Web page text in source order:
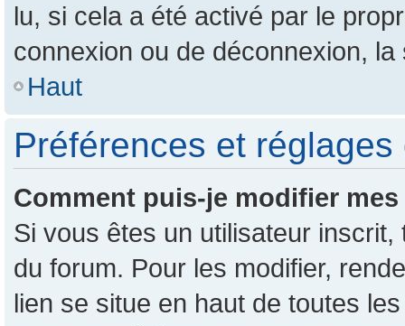
lu, si cela a été activé par le
connexion ou de déconnexion,
Haut
Préférences et
Comment puis-je modifier
Si vous êtes un utilisateur
du forum. Pour les modifier,
lien se situe en haut de toutes